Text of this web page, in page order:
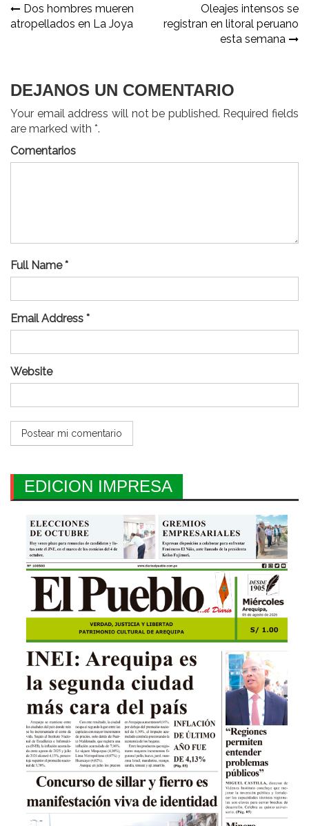
Navegación
de
Dos hombres mueren
atropellados en La Joya
Oleajes intensos se
registran en litoral peruano
esta semana
DEJANOS UN COMENTARIO
Your email address will not be published. Required fields
are marked with *.
Comentarios
Full Name *
Email Address *
Website
EDICION IMPRESA